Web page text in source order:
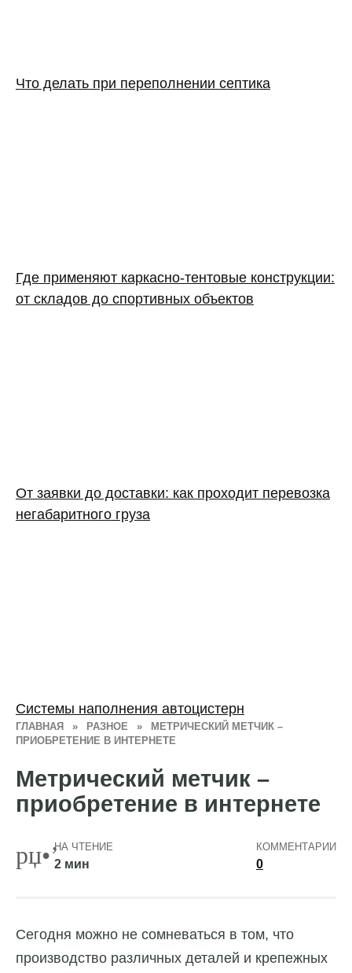
ГЛАВНАЯ » РАЗНОЕ »
МЕТРИЧЕСКИЙ МЕТЧИК –
ПРИОБРЕТЕНИЕ В ИНТЕРНЕТЕ
Метрический метчик –
приобретение в интернете
НА ЧТЕНИЕ
2 мин
КОММЕНТАРИИ
0
Сегодня можно не сомневаться в том, что
производство различных деталей и крепежных
Что делать при переполнении септика
Где применяют каркасно‑тентовые конструкции:
от складов до спортивных объектов
От заявки до доставки: как проходит перевозка
негабаритного груза
Системы наполнения автоцистерн